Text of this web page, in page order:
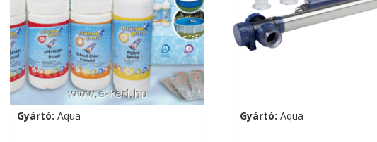
változatok
a
termékoldalon
választhatók
ki
változatok
a
termékoldalon
Gyártó: Aqua Gyártó: Aqua